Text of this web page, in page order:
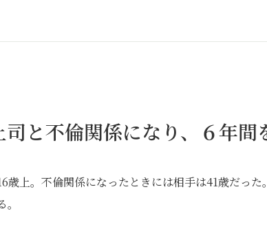
司と不倫関係になり、６年間
歳上。不倫関係になったときには相手は41歳だっ